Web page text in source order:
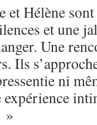
et Hélène
et une
Une
Ils
ni
expérience
»